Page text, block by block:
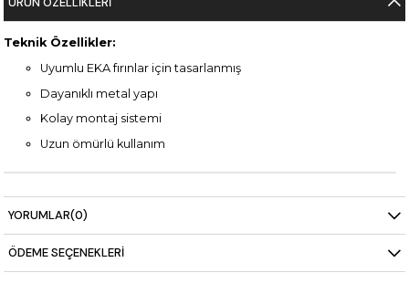
Teknik Özellikler:
Uyumlu EKA fırınlar için tasarlanmış
Dayanıklı metal yapı
Kolay montaj sistemi
Uzun ömürlü kullanım
YORUMLAR(0)
ÖDEME SEÇENEKLERI